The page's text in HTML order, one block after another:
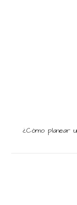
¿Cómo planear